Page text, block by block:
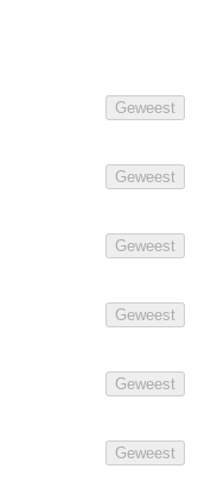
Geweest
Geweest
Geweest
Geweest
Geweest
Geweest